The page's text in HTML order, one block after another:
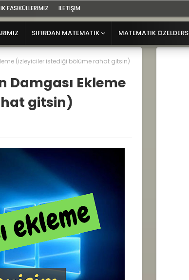
FASIKÜLLERIMIZ ILETIŞIM
SIFIRDAN MATEMATIK MATEMATIK ÖZELDERS
(izleyiciler istediği bölüme rahat gitsin)
Damgası Ekleme
gitsin)